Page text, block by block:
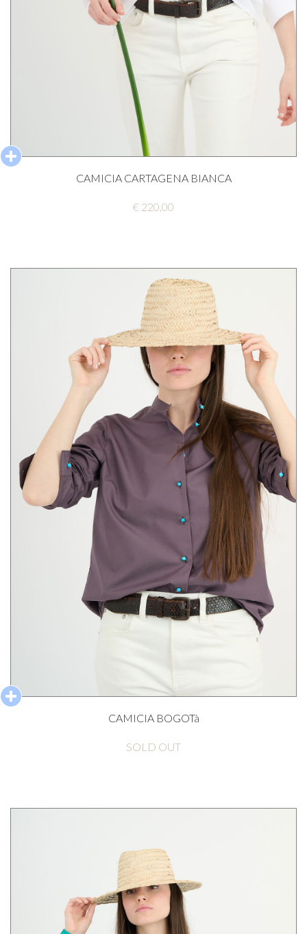
CAMICIA CARTAGENA BIANCA
€ 220,00
CAMICIA BOGOTà
SOLD OUT